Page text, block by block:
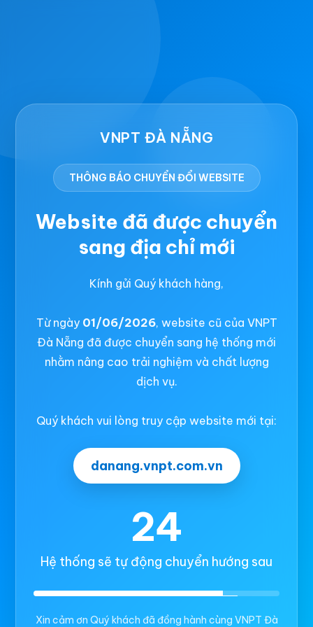
VNPT ĐÀ NẴNG
THÔNG BÁO CHUYỂN ĐỔI WEBSITE
Website đã được chuyển
sang địa chỉ mới
Kính gửi Quý khách hàng,
Từ ngày 01/06/2026, website cũ của VNPT
Đà Nẵng đã được chuyển sang hệ thống mới
nhằm nâng cao trải nghiệm và chất lượng
dịch vụ.
Quý khách vui lòng truy cập website mới tại:
danang.vnpt.com.vn
23
Hệ thống sẽ tự động chuyển hướng sau
Xin cảm ơn Quý khách đã đồng hành cùng VNPT Đà